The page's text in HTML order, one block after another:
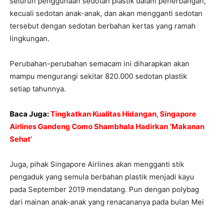
kecuali sedotan anak-anak, dan akan mengganti sedotan
tersebut dengan sedotan berbahan kertas yang ramah
lingkungan.
Perubahan-perubahan semacam ini diharapkan akan
mampu mengurangi sekitar 820.000 sedotan plastik
setiap tahunnya.
Baca Juga:Tingkatkan Kualitas Hidangan, Singapore
Airlines Gandeng Como Shambhala Hadirkan ‘Makanan
Sehat’
Juga, pihak Singapore Airlines akan mengganti stik
pengaduk yang semula berbahan plastik menjadi kayu
pada September 2019 mendatang. Pun dengan polybag
dari mainan anak-anak yang renacananya pada bulan Mei